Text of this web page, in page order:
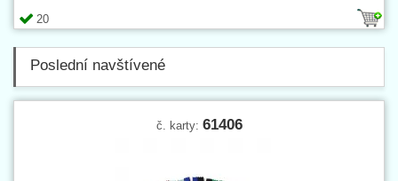
20
Poslední navštívené
č. karty: 61406